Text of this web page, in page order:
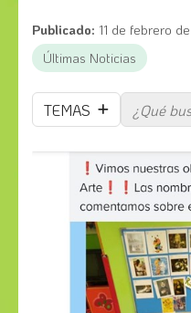
Publicado: 11 de febrero
Últimas Noticias
TEMAS